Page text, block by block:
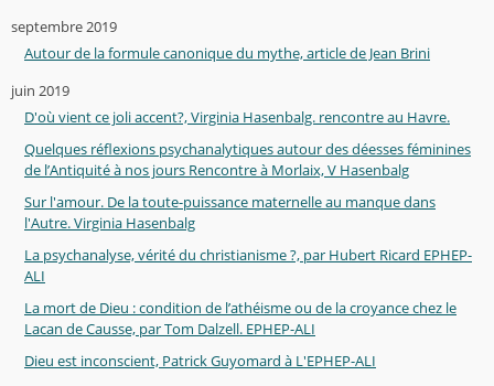
septembre 2019
Autour de la formule canonique du mythe, article de Jean Brini
juin 2019
D'où vient ce joli accent?, Virginia Hasenbalg. rencontre au Havre.
Quelques réflexions psychanalytiques autour des déesses féminines
de l’Antiquité à nos jours Rencontre à Morlaix, V Hasenbalg
Sur l'amour. De la toute-puissance maternelle au manque dans
l'Autre. Virginia Hasenbalg
La psychanalyse, vérité du christianisme ?, par Hubert Ricard EPHEP-
ALI
La mort de Dieu : condition de l’athéisme ou de la croyance chez le
Lacan de Causse, par Tom Dalzell. EPHEP-ALI
Dieu est inconscient, Patrick Guyomard à L'EPHEP-ALI